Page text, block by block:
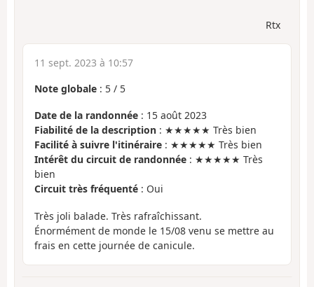
Rtx
11 sept. 2023 à 10:57
Note globale : 5 / 5
Date de la randonnée : 15 août 2023
Fiabilité de la description : ★★★★★ Très bien
Facilité à suivre l'itinéraire : ★★★★★ Très bien
Intérêt du circuit de randonnée : ★★★★★ Très
bien
Circuit très fréquenté : Oui
Très joli balade. Très rafraîchissant.
Énormément de monde le 15/08 venu se mettre au
frais en cette journée de canicule.